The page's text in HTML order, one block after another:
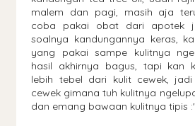
malem dan pagi, masih aja
coba pakai obat dari apotek
soalnya kandungannya keras,
yang pakai sampe kulitnya
hasil akhirnya bagus, tapi kan
lebih tebel dari kulit cewek,
cewek gimana tuh kulitnya
dan emang bawaan kulitnya tipis